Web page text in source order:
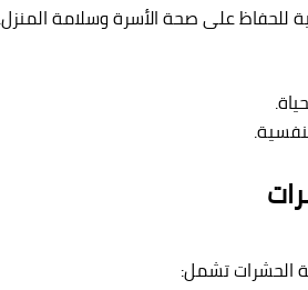
للحفاظ على صحة الأسرة وسلامة
الحشرات تشمل: